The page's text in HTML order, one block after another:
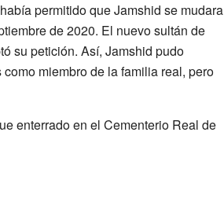
permitido que Jamshid se mudara
de 2020. El nuevo sultán de
su petición. Así, Jamshid pudo
miembro de la familia real, pero
enterrado en el Cementerio Real de